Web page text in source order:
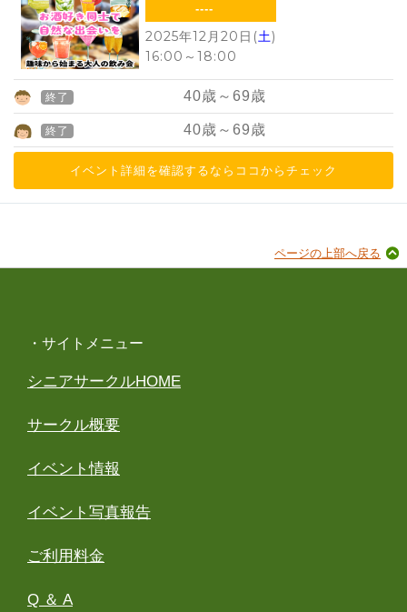
----
2025年12月20日(土)
16:00 ～ 18:00
終了 40歳～69歳
終了 40歳～69歳
イベント詳細を確認するならココからチェック
ページの上部へ戻る
・サイトメニュー
シニアサークルHOME
サークル概要
イベント情報
イベント写真報告
ご利用料金
Q ＆ A